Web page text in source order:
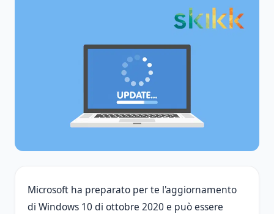
Microsoft ha preparato per te l'aggiornamento
di Windows 10 di ottobre 2020 e può essere